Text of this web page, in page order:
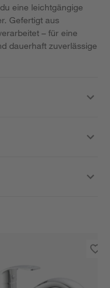
eine leichtgängige
Gefertigt aus
– für eine
dauerhaft zuverlässige